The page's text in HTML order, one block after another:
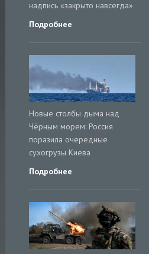
надпись «закрыто навсегда»
Подробнее
Новые столбы дыма над
Чёрным морем: Россия
поразила очередные
сухогрузы Киева
Подробнее